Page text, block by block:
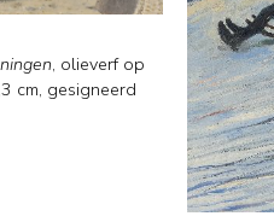
, olieverf op
cm, gesigneerd